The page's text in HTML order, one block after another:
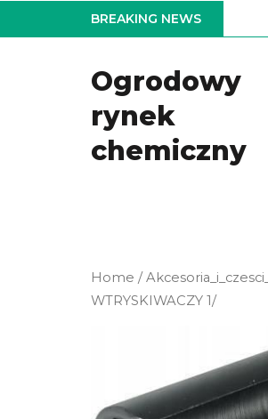
to
BREAKING NEWS
Ogrodowy
rynek
chemiczny
Home /
WTRYSKIWACZY 1/